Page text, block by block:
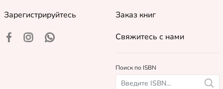
Зарегистрируйтесь
Заказ книг
Свяжитесь с нами
Поиск по ISBN